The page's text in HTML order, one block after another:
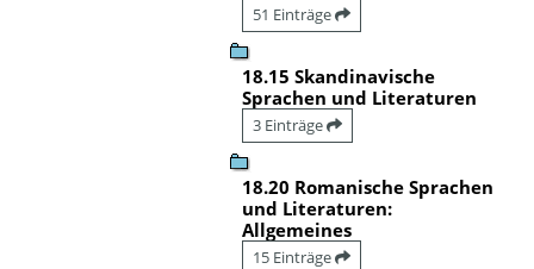
51 Einträge
18.15 Skandinavische
Sprachen und Literaturen
3 Einträge
18.20 Romanische Sprachen
und Literaturen:
Allgemeines
15 Einträge